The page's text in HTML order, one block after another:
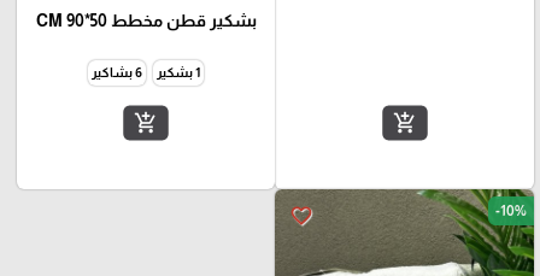
add_shopping_cart
بشكير قطن مخطط 50*90 CM
1 بشكير 6 بشاكير
add_shopping_cart
favorite_border -10%